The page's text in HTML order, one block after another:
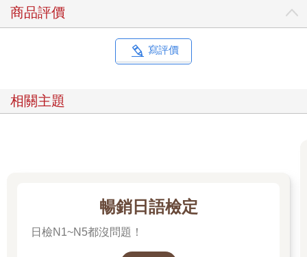
商品評價
寫評價
相關主題
暢銷日語檢定
日檢N1~N5都沒問題！